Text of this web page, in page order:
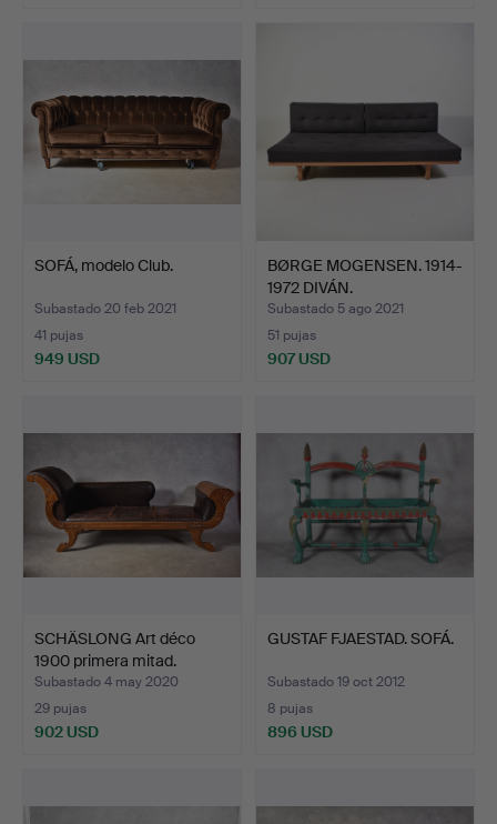
SOFÁ, modelo Club.
Subastado 20 feb 2021
41 pujas
949 USD
BØRGE MOGENSEN. 1914-
1972 DIVÁN.
Subastado 5 ago 2021
51 pujas
907 USD
SCHÄSLONG Art déco
1900 primera mitad.
Subastado 4 may 2020
29 pujas
902 USD
GUSTAF FJAESTAD. SOFÁ.
Subastado 19 oct 2012
8 pujas
896 USD